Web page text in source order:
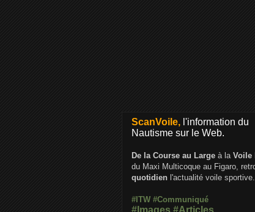
ScanVoile, l'information du
Nautisme sur le Web.
De la Course au Large à la Voile
du Maxi Multicoque au Figaro,
quotidien l'actualité voile sportive.
#ITW #Communiqué
#Images #Articles